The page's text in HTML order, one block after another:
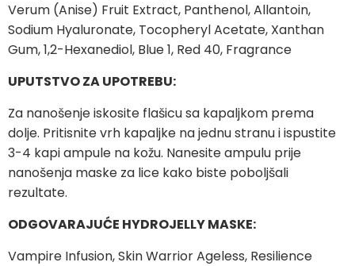
Verum (Anise) Fruit Extract, Panthenol, Allantoin,
Sodium Hyaluronate, Tocopheryl Acetate, Xanthan
Gum, 1,2-Hexanediol, Blue 1, Red 40, Fragrance
UPUTSTVO ZA UPOTREBU:
Za nanošenje iskosite flašicu sa kapaljkom prema
dolje. Pritisnite vrh kapaljke na jednu stranu i ispustite
3-4 kapi ampule na kožu. Nanesite ampulu prije
nanošenja maske za lice kako biste poboljšali
rezultate.
ODGOVARAJUĆE HYDROJELLY MASKE:
Vampire Infusion, Skin Warrior Ageless, Resilience